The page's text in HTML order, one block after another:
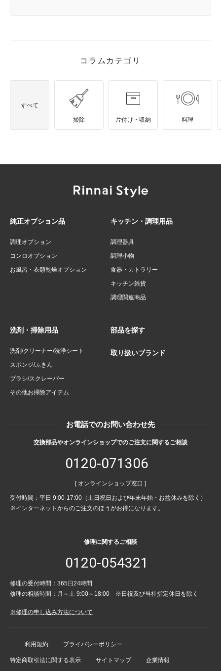
コラムカテゴリ
すべて
掃除 片付け・収納 料理
純正オプション品
調理オプション
コンロオプション
お風呂・衣類乾燥オプション
キッチン・調理用品
調理器具
調理小物
食器・カトラリー
キッチン雑貨
調理関連商品
洗剤・掃除用品
洗剤/クリーナー/洗浄シート
スポンジ/ふきん
ブラシ/スクレーパー
その他お掃除アイテム
部品を探す
取り扱いブランド
お電話でのお問い合わせ先
交換部品やオンラインショップでのご注文に関するご相談
0120-071306
[ オンラインショップ窓口 ]
受付時間：平日 9:00-17:00（土日祝日および年末年始・お盆休みを除く）
※インターネットからのご注文のほうがお得になります。
修理に関するご相談
0120-054321
修理の受付時間：365日24時間
修理の相談時間：月～土 9:00～18:00 ※日祝及び当社指定休日を除く
※修理の申し込み方法について
利用規約 プライバシーポリシー
特定商取引法に関する表示 サイトマップ 企業情報